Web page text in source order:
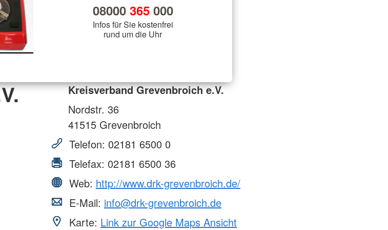
08000 365000
Infos für Sie kostenfrei
rund um die Uhr
Kreisverband Grevenbroich e.V.
Nordstr. 36
41515 Grevenbroich
Telefon: 02181 6500 0
Telefax: 02181 6500 36
Web: http://www.drk-grevenbroich.de/
E-Mail: info@drk-grevenbroich.de
Karte: Link zur Google Maps Ansicht